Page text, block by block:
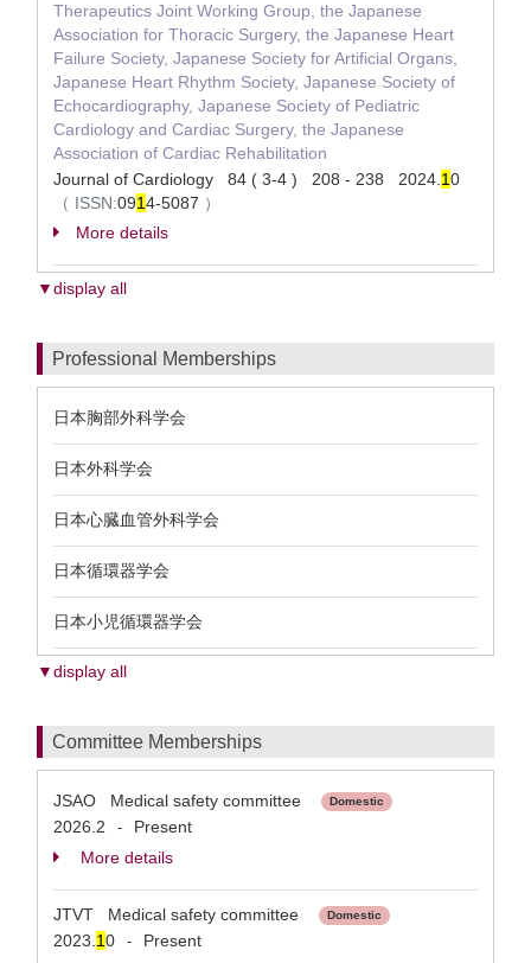
Therapeutics Joint Working Group, the Japanese
Association for Thoracic Surgery, the Japanese Heart
Failure Society, Japanese Society for Artificial Organs,
Japanese Heart Rhythm Society, Japanese Society of
Echocardiography, Japanese Society of Pediatric
Cardiology and Cardiac Surgery, the Japanese
Association of Cardiac Rehabilitation
Journal of Cardiology 84 ( 3-4 ) 208 - 238 2024. 10
（ ISSN:0914-5087 ）
More details
▼display all
Professional Memberships
日本胸部外科学会
日本外科学会
日本心臓血管外科学会
日本循環器学会
日本小児循環器学会
▼display all
Committee Memberships
JSAO Medical safety committee Domestic
2026.2 -
Present
More details
JTVT Medical safety committee Domestic
2023. 10 -
Present